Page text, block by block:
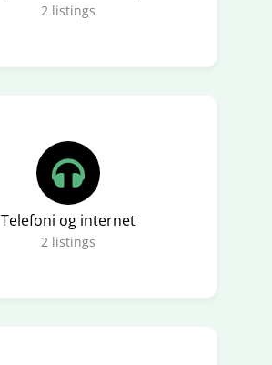
2 listings
Telefoni og internet
2 listings